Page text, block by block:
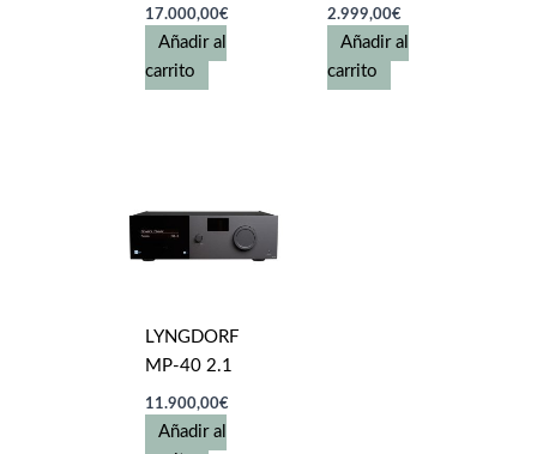
17.000,00€
Añadir al
carrito
2.999,00€
Añadir al
carrito
LYNGDORF
MP-40 2.1
11.900,00€
Añadir al